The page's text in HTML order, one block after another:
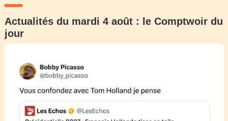
Actualités du mardi 4 août : le Comptwoir du
jour